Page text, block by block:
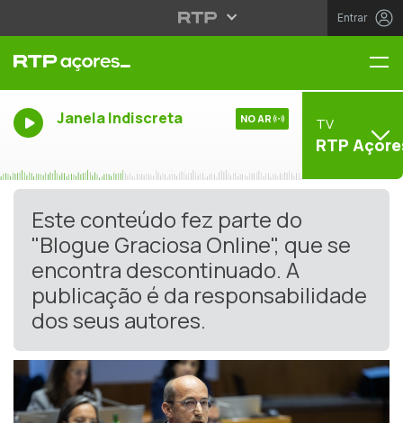
Entrar
Janela Indiscreta NO AR TV
RTP
Este conteúdo fez parte do
"Blogue Graciosa Online", que se
encontra descontinuado. A
publicação é da responsabilidade
dos seus autores.